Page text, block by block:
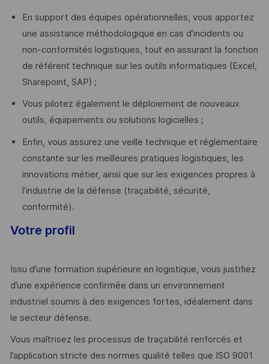
En support des équipes opérationnelles, vous apportez
une assistance méthodologique en cas d’incidents ou
non-conformités logistiques, tout en assurant la fonction
de référent technique sur les outils informatiques (Excel,
Sharepoint, SAP) ;
Vous pilotez également le déploiement de nouveaux
outils, équipements ou solutions logicielles ;
Enfin, vous assurez une veille technique et réglementaire
constante sur les meilleures pratiques logistiques, les
innovations métier, ainsi que sur les exigences propres à
l’industrie de la défense (traçabilité, sécurité,
conformité).
Votre profil
Issu d’une formation supérieure en logistique, vous justifiez
d’une expérience confirmée dans un environnement
industriel soumis à des exigences fortes, idéalement dans
le secteur défense.
Vous maîtrisez les processus de traçabilité renforcés et
l’application stricte des normes qualité telles que ISO 9001